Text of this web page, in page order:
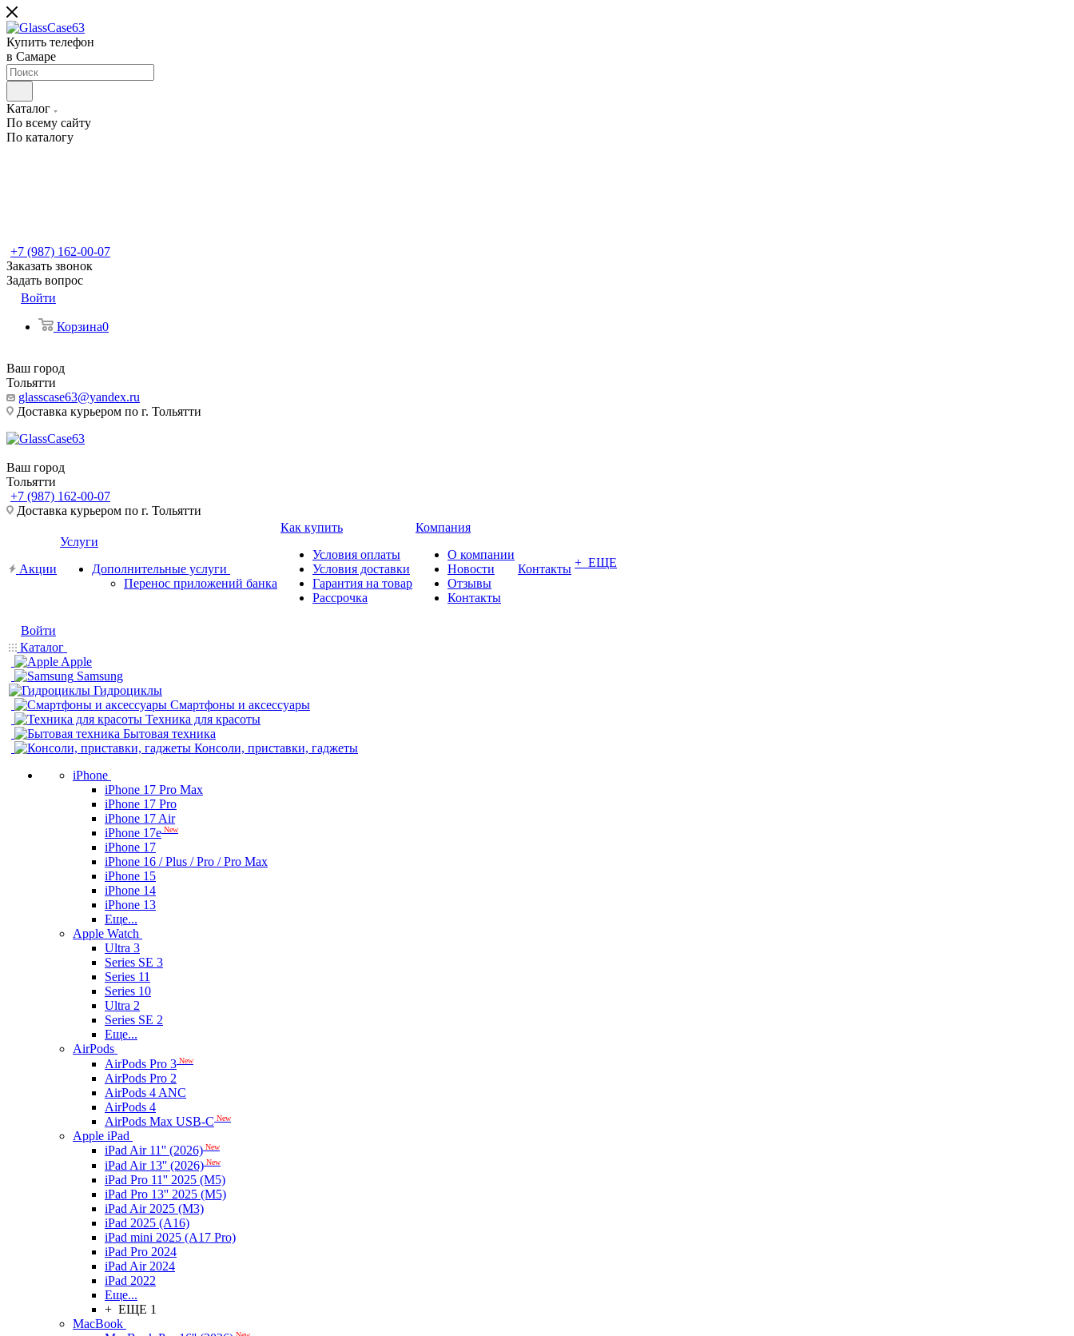
Купить телефон
в Самаре
Каталог
По всему сайту
По каталогу
+7 (987) 162-00-07
Заказать звонок
Задать вопрос
Войти
Корзина0
Ваш город
Тольятти
glasscase63@yandex.ru
Доставка курьером по г. Тольятти
Ваш город
Тольятти
+7 (987) 162-00-07
Доставка курьером по г. Тольятти
Акции
Услуги
Дополнительные услуги
Перенос приложений банка
Как купить
Условия оплаты
Условия доставки
Гарантия на товар
Рассрочка
Компания
О компании
Новости
Отзывы
Контакты
Контакты + ЕЩЕ
Войти
Каталог
Apple
Samsung
Гидроциклы
Смартфоны и аксессуары
Техника для красоты
Бытовая техника
Консоли, приставки, гаджеты
iPhone
iPhone 17 Pro Max
iPhone 17 Pro
iPhone 17 Air
iPhone 17e New
iPhone 17
iPhone 16 / Plus / Pro / Pro Max
iPhone 15
iPhone 14
iPhone 13
Еще...
Apple Watch
Ultra 3
Series SE 3
Series 11
Series 10
Ultra 2
Series SE 2
Еще...
AirPods
AirPods Pro 3 New
AirPods Pro 2
AirPods 4 ANC
AirPods 4
AirPods Max USB-C New
Apple iPad
iPad Air 11'' (2026) New
iPad Air 13'' (2026) New
iPad Pro 11'' 2025 (M5)
iPad Pro 13'' 2025 (M5)
iPad Air 2025 (M3)
iPad 2025 (A16)
iPad mini 2025 (A17 Pro)
iPad Pro 2024
iPad Air 2024
iPad 2022
Еще...
+ ЕЩЕ 1
MacBook